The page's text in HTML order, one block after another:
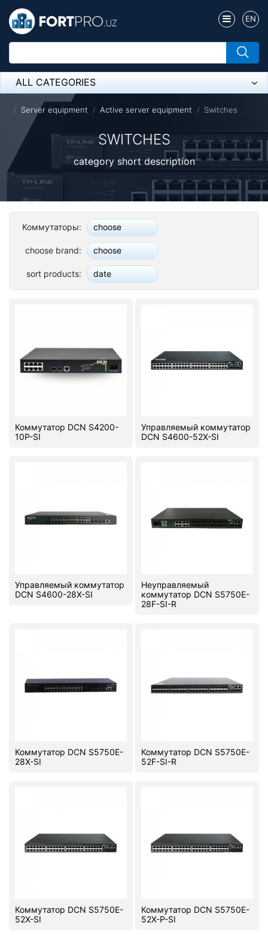
EN
ALL CATEGORIES
Микрофон
Напольные розетки
Оборудование Mikrotik
Пылесос
ADSL, Wan / Lan Routers, Wi-Fi
IP Telephony
Stereo systems
Headphones
Mouses and keybords
Server equipment
Video surveillance
Server equipment Active server equipment Switches
SWITCHES
category short description
Коммутаторы: choose
choose brand: choose
sort products: date
Коммутатор DCN S4200-
10P-SI
Управляемый коммутатор
DCN S4600-52X-SI
Управляемый коммутатор
DCN S4600-28X-SI
Неуправляемый
коммутатор DCN S5750E-
28F-SI-R
Коммутатор DCN S5750E-
28X-SI
Коммутатор DCN S5750E-
52F-SI-R
Коммутатор DCN S5750E-
52X-SI
Коммутатор DCN S5750E-
52X-P-SI